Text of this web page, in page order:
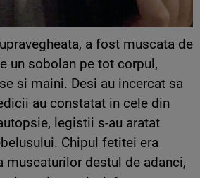
a fost muscata de
un sobolan pe tot corpul,
si maini. Desi au incercat sa
au constatat in cele din
legistii s-au aratat
Chipul fetitei era
muscaturilor destul de adanci,